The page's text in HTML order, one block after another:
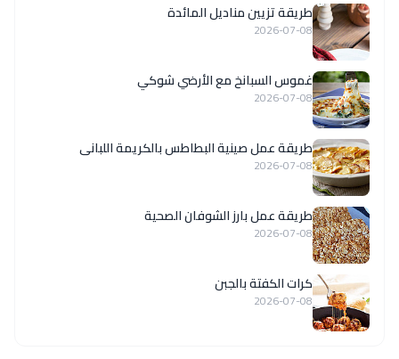
طريقة تزيين مناديل المائدة
2026-07-08
غموس السبانخ مع الأرضي شوكي
2026-07-08
طريقة عمل صينية البطاطس بالكريمة اللبانى
2026-07-08
طريقة عمل بارز الشوفان الصحية
2026-07-08
كرات الكفتة بالجبن
2026-07-08